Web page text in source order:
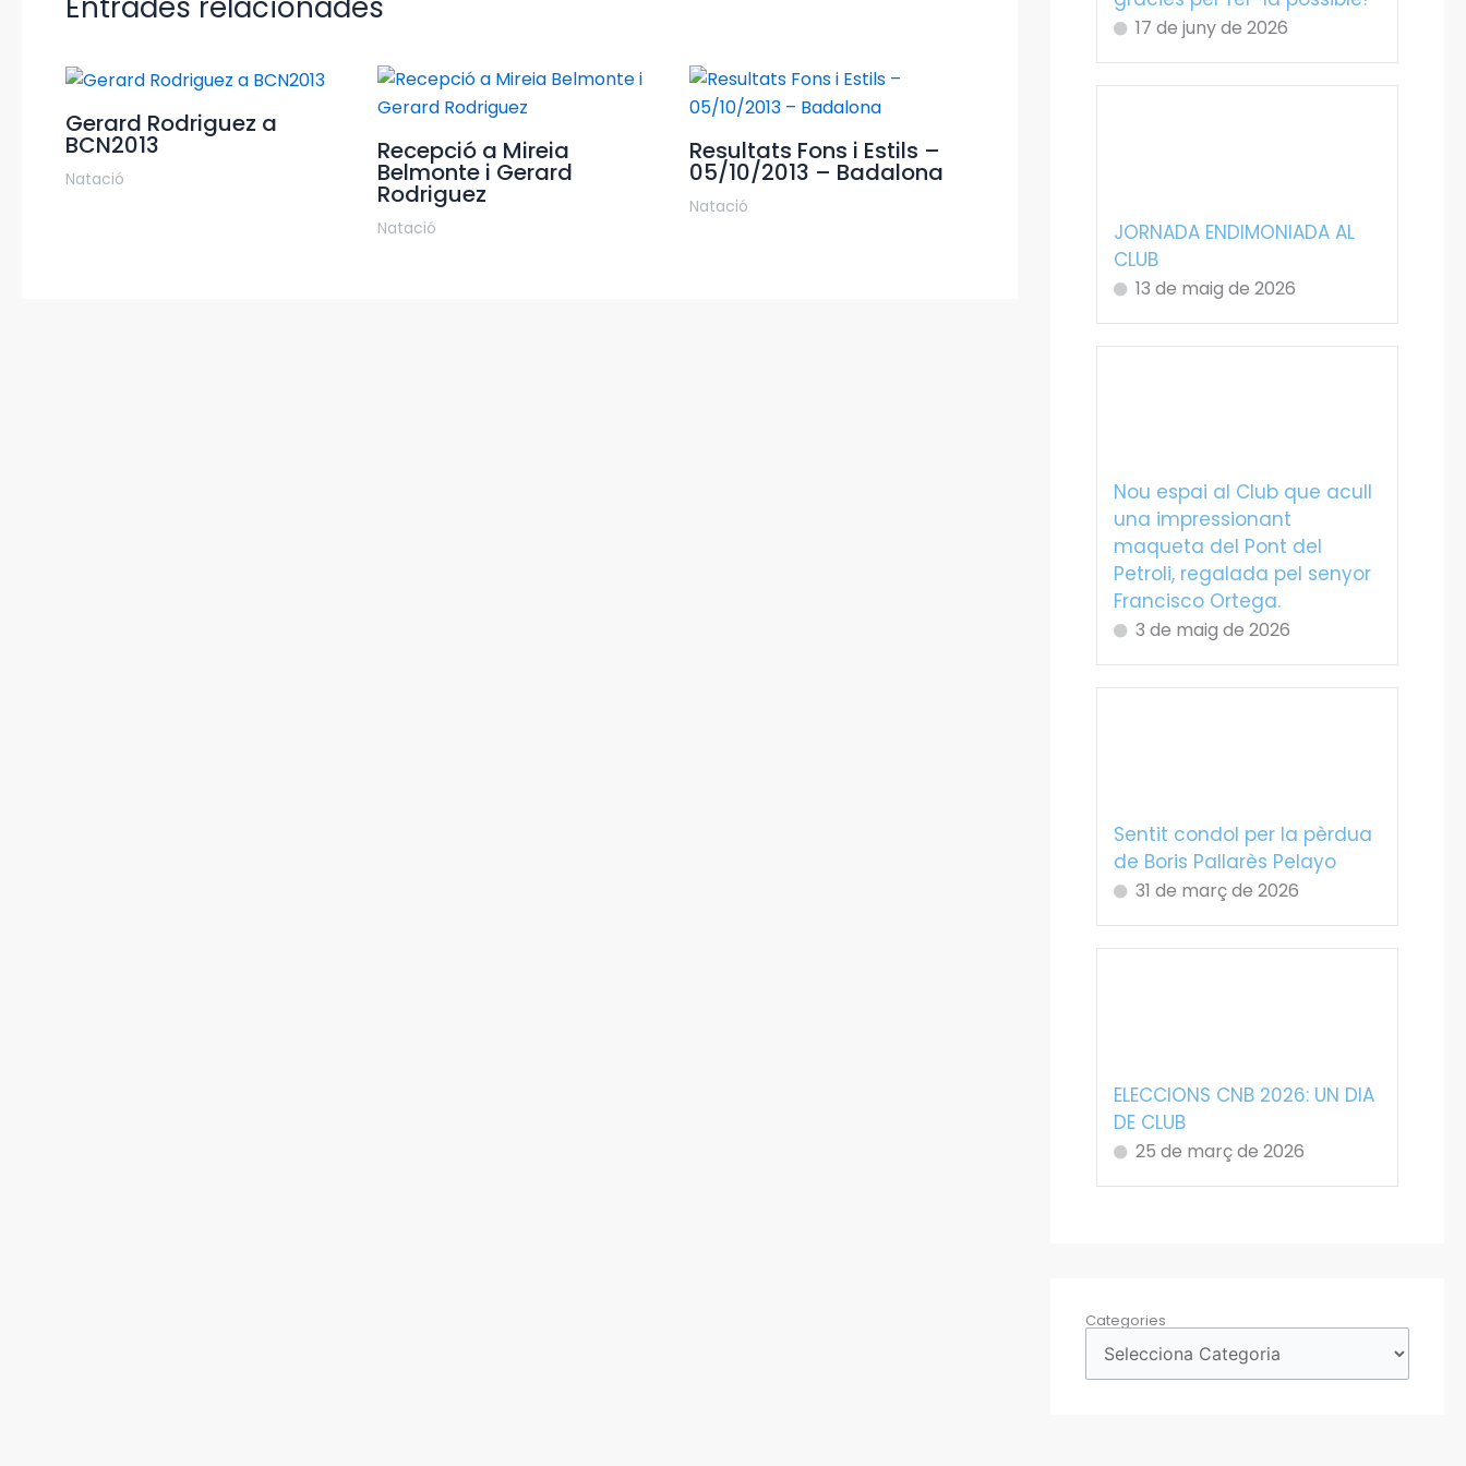
Entrades relacionades
Gerard Rodriguez a
BCN2013
Natació
Recepció a Mireia
Belmonte i Gerard
Rodriguez
Natació
Resultats Fons i Estils –
05/10/2013 – Badalona
Natació
17 de juny de 2026
JORNADA ENDIMONIADA AL
CLUB
13 de maig de 2026
Nou espai al Club que acull
una impressionant
maqueta del Pont del
Petroli, regalada pel senyor
Francisco Ortega.
3 de maig de 2026
Sentit condol per la pèrdua
de Boris Pallarès Pelayo
31 de març de 2026
ELECCIONS CNB 2026: UN DIA
DE CLUB
25 de març de 2026
Categories